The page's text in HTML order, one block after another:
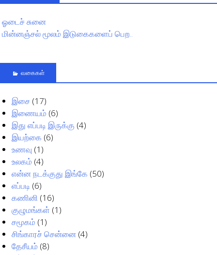
ஓடைச் சுனை
மின்னஞ்சல் மூலம் இடுகைகளைப் பெற..
வகைகள்
இசை (17)
இணையம் (6)
இது எப்படி இருக்கு (4)
இயற்கை (6)
உணவு (1)
உலகம் (4)
என்ன நடக்குது இங்கே (50)
எப்படி (6)
கணினி (16)
குழுமங்கள் (1)
சமூகம் (1)
சிங்காரச் சென்னை (4)
தேசீயம் (8)